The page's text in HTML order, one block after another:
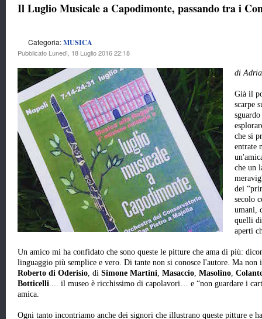
Il Luglio Musicale a Capodimonte, passando tra i
Categoria:MUSICA
Pubblicato Lunedì, 18 Luglio 2016 22:18
di
Già il
scarpe
che si
entrate
che un
dei
secolo
umani,
quelli
aperti
Un amico mi ha confidato che sono queste le pitture che ama di più:
linguaggio più semplice e vero. Di tante non si conosce l'autore. Ma
Roberto di Oderisio, di Simone Martini, Masaccio, Masolino,
Botticelli.... il museo è ricchissimo di capolavori… e “non guardare i
amica.
Ogni tanto incontriamo anche dei signori che illustrano queste pitture e